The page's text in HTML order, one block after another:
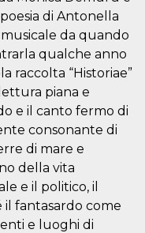
di Antonella
da quando
qualche anno
raccolta “Historiae”
piana e
e il canto fermo di
consonante di
di mare e
della vita
e il politico, il
il fantasardo come
e luoghi di
seguridad de un
sitio web y
proporcionar
protección
contra visitantes
maliciosos.
Sesión
Se utiliza en
sitios creados
con Wordpress.
Comprueba si el
navegador tiene
habilitadas las
cookies
Sesión
Cookie
generada por
aplicaciones
basadas en el
lenguaje PHP.